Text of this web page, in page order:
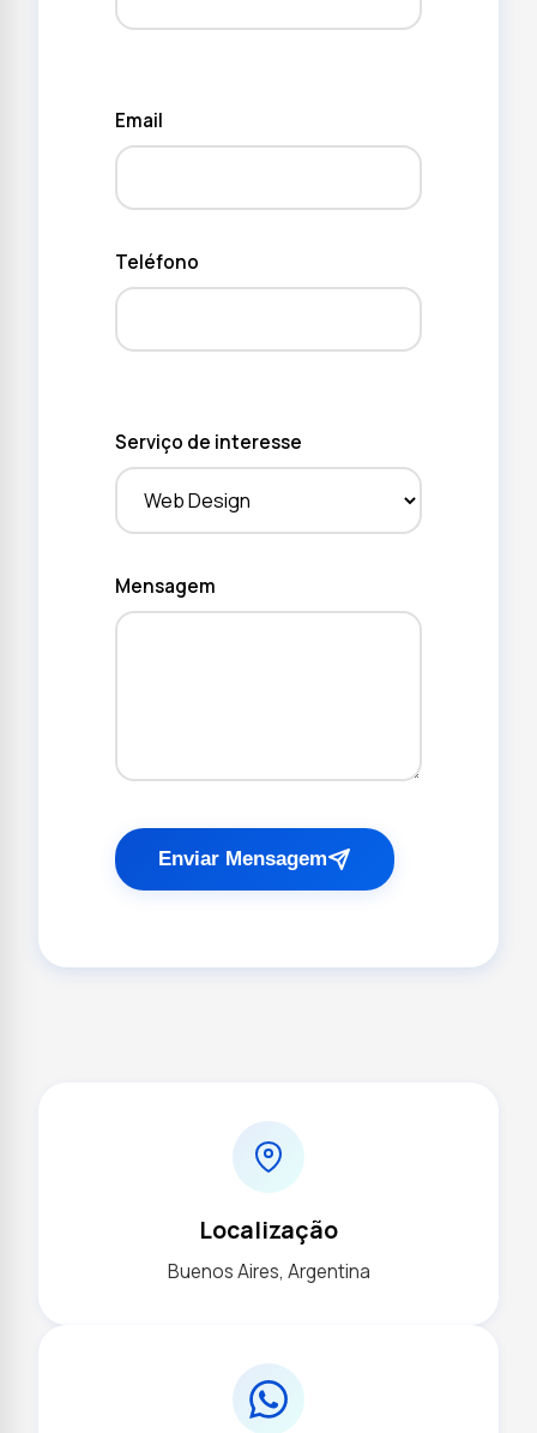
Email
Teléfono
Serviço de interesse
Mensagem
Enviar Mensagem
Localização
Buenos Aires, Argentina